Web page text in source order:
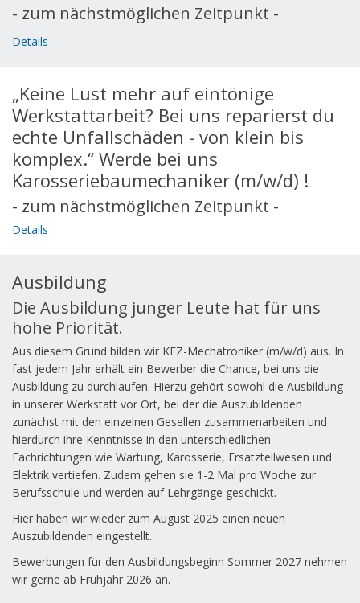
- zum nächstmöglichen Zeitpunkt -
Details
„Keine Lust mehr auf eintönige
Werkstattarbeit? Bei uns reparierst du
echte Unfallschäden - von klein bis
komplex.“ Werde bei uns
Karosseriebaumechaniker (m/w/d) !
- zum nächstmöglichen Zeitpunkt -
Details
Ausbildung
Die Ausbildung junger Leute hat für uns
hohe Priorität.
Aus diesem Grund bilden wir KFZ-Mechatroniker (m/w/d) aus. In
fast jedem Jahr erhält ein Bewerber die Chance, bei uns die
Ausbildung zu durchlaufen. Hierzu gehört sowohl die Ausbildung
in unserer Werkstatt vor Ort, bei der die Auszubildenden
zunächst mit den einzelnen Gesellen zusammenarbeiten und
hierdurch ihre Kenntnisse in den unterschiedlichen
Fachrichtungen wie Wartung, Karosserie, Ersatzteilwesen und
Elektrik vertiefen. Zudem gehen sie 1-2 Mal pro Woche zur
Berufsschule und werden auf Lehrgänge geschickt.
Hier haben wir wieder zum August 2025 einen neuen
Auszubildenden eingestellt.
Bewerbungen für den Ausbildungsbeginn Sommer 2027 nehmen
wir gerne ab Frühjahr 2026 an.